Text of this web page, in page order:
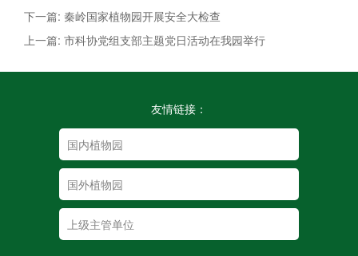
下一篇: 秦岭国家植物园开展安全大检查
上一篇: 市科协党组支部主题党日活动在我园举行
友情链接：